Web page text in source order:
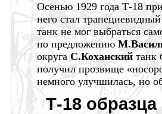
Осенью 1929 года Т-18
него стал
танк не мог выбраться
по предложению
округа С.Коханский танк
получил прозвище
немного улучшилась, но
Т-18 образца